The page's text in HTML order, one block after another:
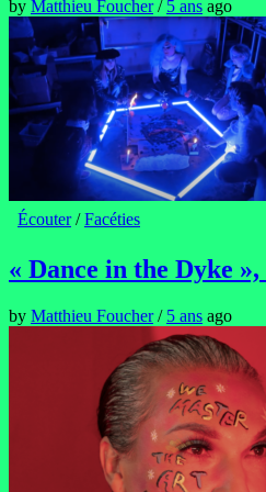
by Matthieu Foucher/ 5 ans ago
Écouter/Facéties
« Dance in the Dyke
by Matthieu Foucher/ 5 ans ago